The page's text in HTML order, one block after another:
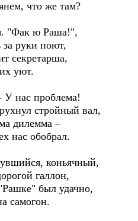
что же там?
"Фак ю Раша!",
руки поют,
секретарша,
уют.
У нас проблема!
стройный вал,
дилемма –
нас обобрал.
коньячный,
галлон,
был удачно,
самогон.